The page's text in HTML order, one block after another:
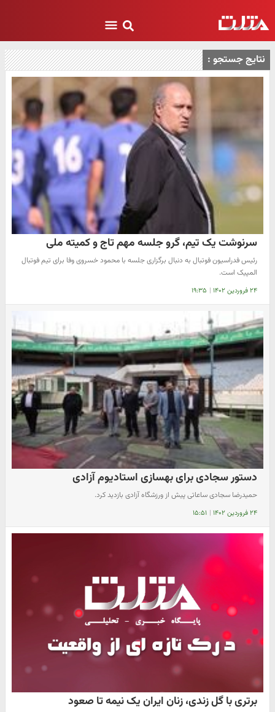
نتایج جستجو :
سرنوشت یک تیم، گرو جلسه مهم تاج و کمیته ملی
رئیس فدراسیون فوتبال به دنبال برگزاری جلسه با محمود خسروی وفا برای تیم فوتبال
المپیک است.
۲۴ فروردین ۱۴۰۲ | ۱۹:۳۵
دستور سجادی برای بهسازی استادیوم آزادی
حمیدرضا سجادی ساعاتی پیش از ورزشگاه آزادی بازدید کرد.
۲۴ فروردین ۱۴۰۲ | ۱۵:۵۱
برتری با گل زندی، زنان ایران یک نیمه تا صعود